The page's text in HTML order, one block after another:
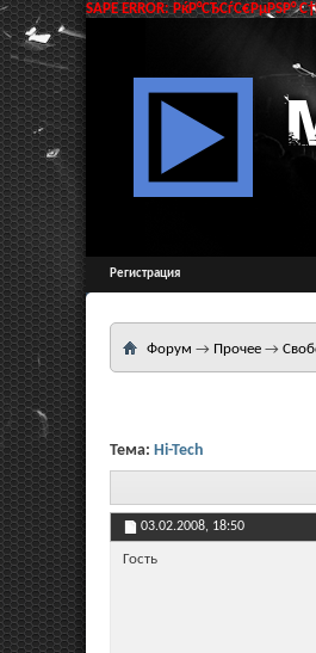
SAPE ERROR:
Регистрация
Форум → Прочее →
Тема: Hi-Tech
03.02.2008, 18:50
Гость